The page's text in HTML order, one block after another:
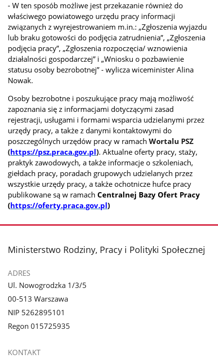
- W ten sposób możliwe jest przekazanie również do
właściwego powiatowego urzędu pracy informacji
związanych z wyrejestrowaniem m.in.: „Zgłoszenia wyjazdu
lub braku gotowości do podjęcia zatrudnienia”, „Zgłoszenia
podjęcia pracy”, „Zgłoszenia rozpoczęcia/ wznowienia
działalności gospodarczej” i „Wniosku o pozbawienie
statusu osoby bezrobotnej” - wylicza wiceminister Alina
Nowak.
Osoby bezrobotne i poszukujące pracy mają możliwość
zapoznania się z informacjami dotyczącymi zasad
rejestracji, usługami i formami wsparcia udzielanymi przez
urzędy pracy, a także z danymi kontaktowymi do
poszczególnych urzędów pracy w ramachWortalu PSZ
(https://psz.praca.gov.pl). Aktualne oferty pracy, staży,
praktyk zawodowych, a także informacje o szkoleniach,
giełdach pracy, poradach grupowych udzielanych przez
wszystkie urzędy pracy, a także ochotnicze hufce pracy
publikowane są w ramachCentralnej Bazy Ofert Pracy
(https://oferty.praca.gov.pl)
stopka
Ministerstwo Rodziny, Pracy i Polityki Społecznej
ADRES
Ul. Nowogrodzka 1/3/5
00-513 Warszawa
NIP 5262895101
Regon 015725935
KONTAKT